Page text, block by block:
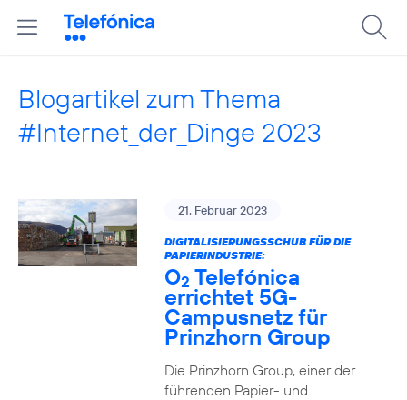
Blogartikel zum Thema
#Internet_der_Dinge 2023
21. Februar 2023
DIGITALISIERUNGSSCHUB FÜR DIE
PAPIERINDUSTRIE:
O2 Telefónica
errichtet 5G-
Campusnetz für
Prinzhorn Group
Die Prinzhorn Group, einer der
führenden Papier- und